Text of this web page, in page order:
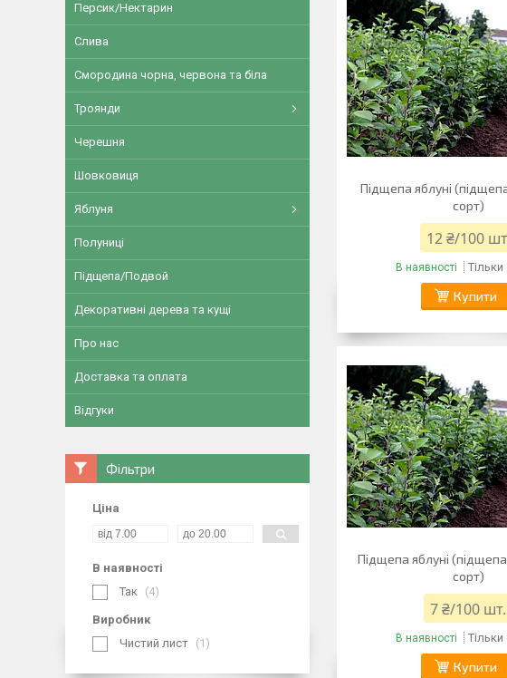
Підщепа яблуні
сорт)
12 ₴/100
В наявності
Купити
Підщепа яблуні
сорт)
7 ₴/100 шт.
В наявності
Купити
Персик/Нектарин
Слива
Смородина чорна, червона та біла
Троянди
Черешня
Шовковиця
Яблуня
Полуниці
Підщепа/Подвой
Декоративні дерева та кущі
Про нас
Доставка та оплата
Відгуки
Фільтри
Ціна
В наявності
Так
4
Виробник
Чистий лист
1